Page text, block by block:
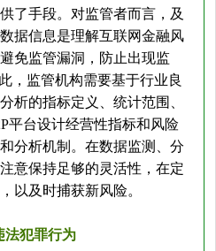
了手段。对监管者而言，及
据信息是理解互联网金融风
免监管漏洞，防止出现监
，监管机构需要基于行业良
析的指标定义、统计范围、
平台设计经营性指标和风险
分析机制。在数据监测、分
意保持足够的灵活性，在定
以及时捕获新风险。
法犯罪行为